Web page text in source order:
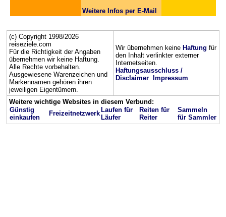
Weitere Infos per E-Mail
(c) Copyright 1998/2026
reiseziele.com
Für die Richtigkeit der Angaben
übernehmen wir keine Haftung.
Alle Rechte vorbehalten.
Ausgewiesene Warenzeichen und
Markennamen gehören ihren
jeweiligen Eigentümern.
Wir übernehmen keine Haftung für
den Inhalt verlinkter externer
Internetseiten.
Haftungsausschluss /
Disclaimer
Impressum
Weitere wichtige Websites in diesem Verbund:
Günstig
einkaufen
Freizeitnetzwerk Laufen für
Läufer
Reiten für
Reiter
Sammeln
für Sammler